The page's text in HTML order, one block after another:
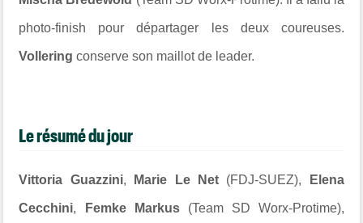
photo-finish pour départager les deux coureuses.
Vollering conserve son maillot de leader.
Le résumé du jour
Vittoria Guazzini, Marie Le Net(FDJ-SUEZ), Elena
Cecchini, Femke Markus(Team SD Worx-Protime),